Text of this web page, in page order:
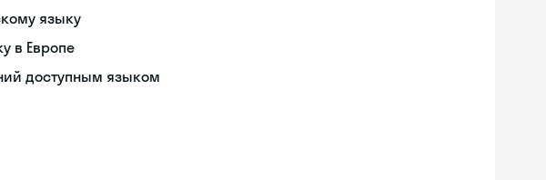
языку
в Европе
доступным языком